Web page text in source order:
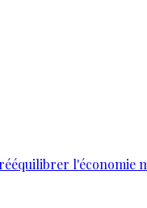
l'économie